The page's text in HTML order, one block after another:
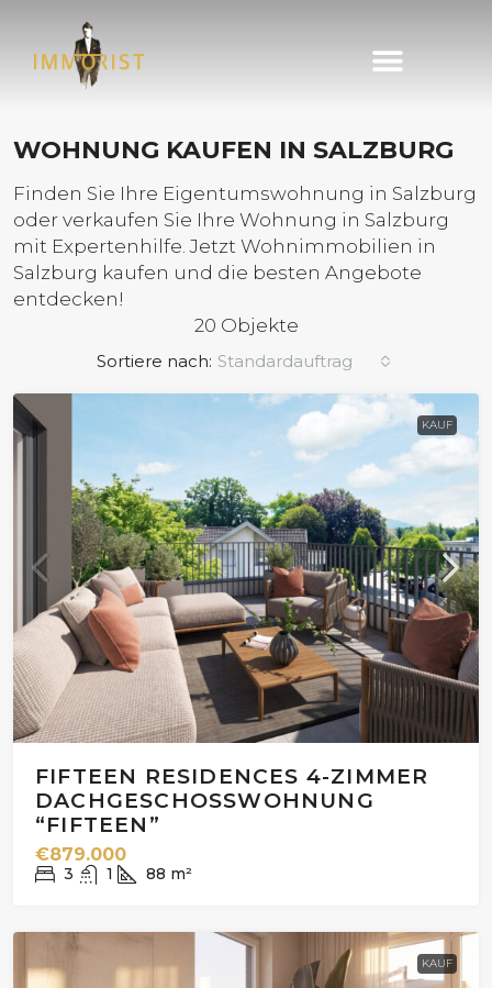
WOHNUNG KAUFEN IN SALZBURG
Finden Sie Ihre Eigentumswohnung in Salzburg
oder verkaufen Sie Ihre Wohnung in Salzburg
mit Expertenhilfe. Jetzt Wohnimmobilien in
Salzburg kaufen und die besten Angebote
entdecken!
20 Objekte
Sortiere nach: Standardauftrag
KAUF
FIFTEEN RESIDENCES 4-ZIMMER
DACHGESCHOSSWOHNUNG
“FIFTEEN”
€879.000
3 1 88 m²
KAUF